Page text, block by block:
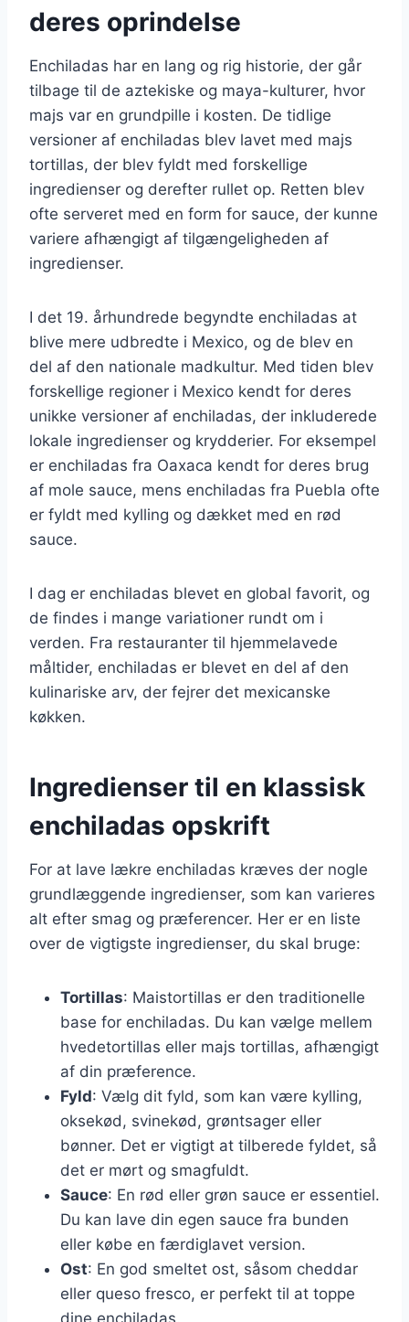
deres oprindelse
Enchiladas har en lang og rig historie, der går
tilbage til de aztekiske og maya-kulturer, hvor
majs var en grundpille i kosten. De tidlige
versioner af enchiladas blev lavet med majs
tortillas, der blev fyldt med forskellige
ingredienser og derefter rullet op. Retten blev
ofte serveret med en form for sauce, der kunne
variere afhængigt af tilgængeligheden af
ingredienser.
I det 19. århundrede begyndte enchiladas at
blive mere udbredte i Mexico, og de blev en
del af den nationale madkultur. Med tiden blev
forskellige regioner i Mexico kendt for deres
unikke versioner af enchiladas, der inkluderede
lokale ingredienser og krydderier. For eksempel
er enchiladas fra Oaxaca kendt for deres brug
af mole sauce, mens enchiladas fra Puebla ofte
er fyldt med kylling og dækket med en rød
sauce.
I dag er enchiladas blevet en global favorit, og
de findes i mange variationer rundt om i
verden. Fra restauranter til hjemmelavede
måltider, enchiladas er blevet en del af den
kulinariske arv, der fejrer det mexicanske
køkken.
Ingredienser til en klassisk
enchiladas opskrift
For at lave lækre enchiladas kræves der nogle
grundlæggende ingredienser, som kan varieres
alt efter smag og præferencer. Her er en liste
over de vigtigste ingredienser, du skal bruge:
Tortillas: Maistortillas er den traditionelle
base for enchiladas. Du kan vælge mellem
hvedetortillas eller majs tortillas, afhængigt
af din præference.
Fyld: Vælg dit fyld, som kan være kylling,
oksekød, svinekød, grøntsager eller
bønner. Det er vigtigt at tilberede fyldet, så
det er mørt og smagfuldt.
Sauce: En rød eller grøn sauce er essentiel.
Du kan lave din egen sauce fra bunden
eller købe en færdiglavet version.
Ost: En god smeltet ost, såsom cheddar
eller queso fresco, er perfekt til at toppe
dine enchiladas.